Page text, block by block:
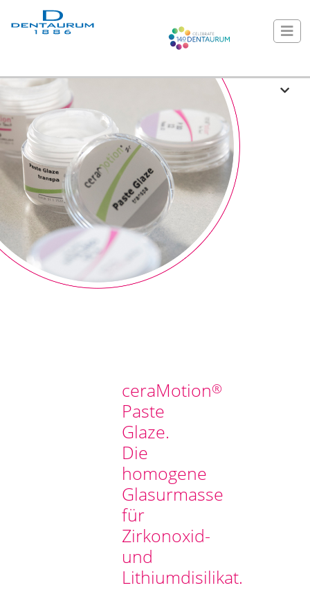
ceraMotion®
Paste
Glaze.
Die
homogene
Glasurmasse
für
Zirkonoxid-
und
Lithiumdisilikat.